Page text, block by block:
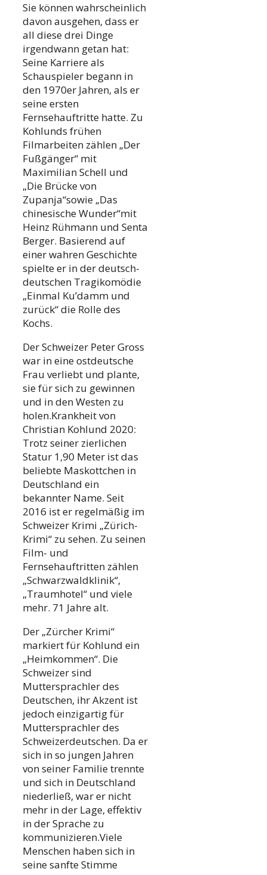
Sie können wahrscheinlich
davon ausgehen, dass er
all diese drei Dinge
irgendwann getan hat:
Seine Karriere als
Schauspieler begann in
den 1970er Jahren, als er
seine ersten
Fernsehauftritte hatte. Zu
Kohlunds frühen
Filmarbeiten zählen „Der
Fußgänger“ mit
Maximilian Schell und
„Die Brücke von
Zupanja“sowie „Das
chinesische Wunder“mit
Heinz Rühmann und Senta
Berger. Basierend auf
einer wahren Geschichte
spielte er in der deutsch-
deutschen Tragikomödie
„Einmal Ku’damm und
zurück“ die Rolle des
Kochs.
Der Schweizer Peter Gross
war in eine ostdeutsche
Frau verliebt und plante,
sie für sich zu gewinnen
und in den Westen zu
holen.Krankheit von
Christian Kohlund 2020:
Trotz seiner zierlichen
Statur 1,90 Meter ist das
beliebte Maskottchen in
Deutschland ein
bekannter Name. Seit
2016 ist er regelmäßig im
Schweizer Krimi „Zürich-
Krimi“ zu sehen. Zu seinen
Film- und
Fernsehauftritten zählen
„Schwarzwaldklinik“,
„Traumhotel“ und viele
mehr. 71 Jahre alt.
Der „Zürcher Krimi“
markiert für Kohlund ein
„Heimkommen“. Die
Schweizer sind
Muttersprachler des
Deutschen, ihr Akzent ist
jedoch einzigartig für
Muttersprachler des
Schweizerdeutschen. Da er
sich in so jungen Jahren
von seiner Familie trennte
und sich in Deutschland
niederließ, war er nicht
mehr in der Lage, effektiv
in der Sprache zu
kommunizieren.Viele
Menschen haben sich in
seine sanfte Stimme